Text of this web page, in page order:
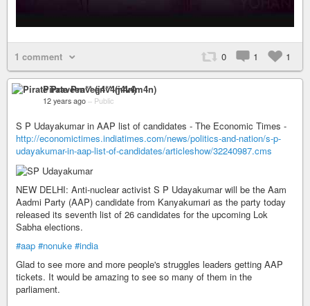
1 comment 0 1 1
Pirate Praveen** (j4v4m4n)
12 years ago – Public
S P Udayakumar in AAP list of candidates - The Economic Times -
http://economictimes.indiatimes.com/news/politics-and-nation/s-p-
udayakumar-in-aap-list-of-candidates/articleshow/32240987.cms
NEW DELHI: Anti-nuclear activist S P Udayakumar will be the Aam
Aadmi Party (AAP) candidate from Kanyakumari as the party today
released its seventh list of 26 candidates for the upcoming Lok
Sabha elections.
#aap #nonuke #india
Glad to see more and more people's struggles leaders getting AAP
tickets. It would be amazing to see so many of them in the
parliament.